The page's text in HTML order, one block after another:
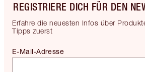
REGISTRIERE DICH FÜR DEN
Erfahre die neuesten Infos über
Tipps zuerst
E-Mail-Adresse